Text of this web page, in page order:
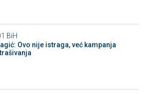
BiH
Ovo nije istraga, već kampanja